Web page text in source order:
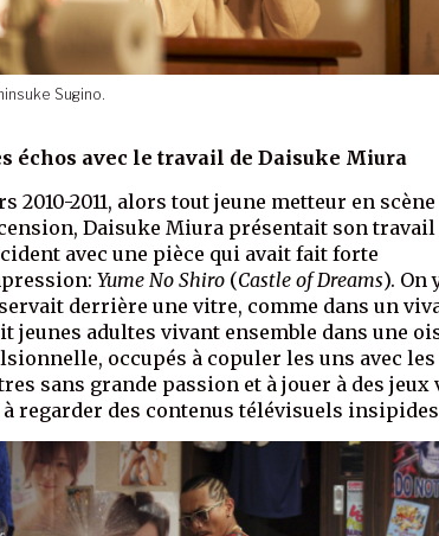
Sugino.
échos avec le travail de Daisuke Miura
2010-2011, alors tout jeune metteur en
Daisuke Miura présentait son travail
avec une pièce qui avait fait forte
Yume No Shiro (Castle of Dreams). On
derrière une vitre, comme dans un
jeunes adultes vivant ensemble dans une
occupés à copuler les uns avec les
sans grande passion et à jouer à des jeux
à regarder des contenus télévisuels